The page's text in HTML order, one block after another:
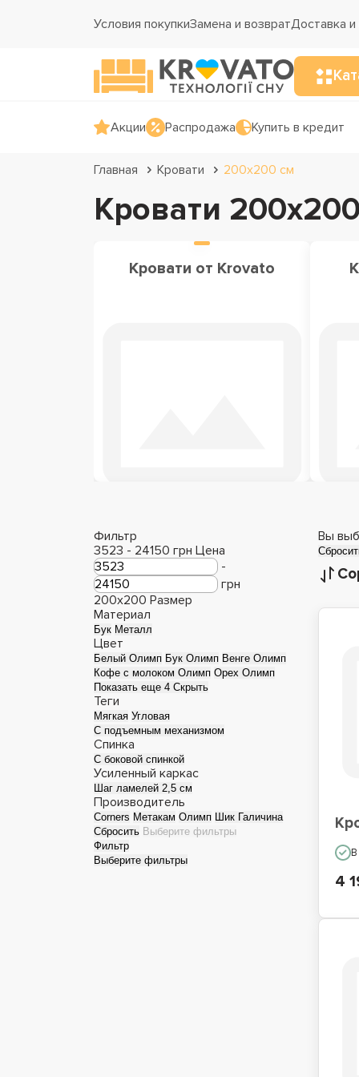
Условия покупкиЗамена и возвратДоставка и
Акции Распродажа Купить в кредит
Главная Кровати 200x200 см
Кровати
Кровати от Krovato
Односпальные кровати
Фильтр
3523 - 24150 грн Цена
-
грн
200x200 Размер
Материал
Бук Металл
Цвет
Белый Олимп Бук Олимп Венге Олимп
Кофе с молоком Олимп Орех Олимп
Показать еще 4 Скрыть
Теги
Мягкая Угловая
С подъемным механизмом
Спинка
С боковой спинкой
Усиленный каркас
Шаг ламелей 2,5 см
Производитель
Corners Метакам Олимп Шик Галичина
Сбросить Выберите фильтры
Фильтр
Выберите фильтры
Вы
4